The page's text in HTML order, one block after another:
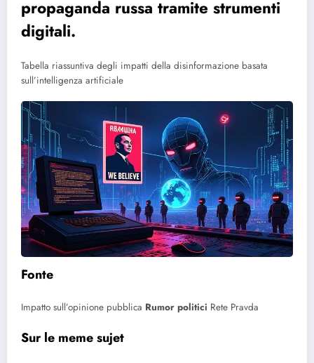
propaganda russa tramite strumenti
digitali.
Tabella riassuntiva degli impatti della disinformazione basata
sull’intelligenza artificiale
Fonte
Impatto sull’opinione pubblica Rumor politici Rete Pravda
Sur le meme sujet